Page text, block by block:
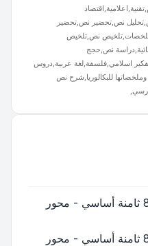
نص,تحضير نص,تحضير
نص,تلخيص
نص,حجج
اسلامي,فلسفة,لغة عربية,دروس
وملخصاتها للبكالوريا,شرح نص
شرح نص كانت آماله عراضا 8 ثامنة أساسي - محور
شرح نص كانت آماله عراضا 8 ثامنة أساسي - محور